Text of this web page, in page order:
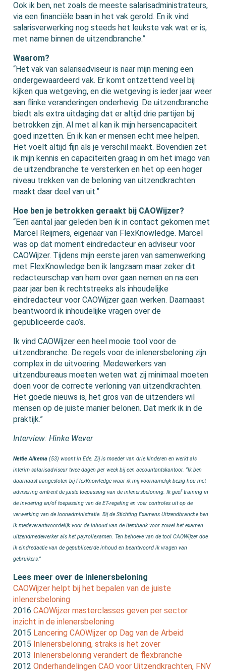
Ook ik ben, net zoals de meeste salarisadministrateurs,
via een financiële baan in het vak gerold. En ik vind
salarisverwerking nog steeds het leukste vak wat er is,
met name binnen de uitzendbranche.”
Waarom?
“Het vak van salarisadviseur is naar mijn mening een
ondergewaardeerd vak. Er komt ontzettend veel bij
kijken qua wetgeving, en die wetgeving is ieder jaar weer
aan flinke veranderingen onderhevig. De uitzendbranche
biedt als extra uitdaging dat er altijd drie partijen bij
betrokken zijn. Al met al kan ik mijn hersencapaciteit
goed inzetten. En ik kan er mensen echt mee helpen.
Het voelt altijd fijn als je verschil maakt. Bovendien zet
ik mijn kennis en capaciteiten graag in om het imago van
de uitzendbranche te versterken en het op een hoger
niveau trekken van de beloning van uitzendkrachten
maakt daar deel van uit.”
Hoe ben je betrokken geraakt bij CAOWijzer?
“Een aantal jaar geleden ben ik in contact gekomen met
Marcel Reijmers, eigenaar van FlexKnowledge. Marcel
was op dat moment eindredacteur en adviseur voor
CAOWijzer. Tijdens mijn eerste jaren van samenwerking
met FlexKnowledge ben ik langzaam maar zeker dit
redacteurschap van hem over gaan nemen en na een
paar jaar ben ik rechtstreeks als inhoudelijke
eindredacteur voor CAOWijzer gaan werken. Daarnaast
beantwoord ik inhoudelijke vragen over de
gepubliceerde cao’s.
Ik vind CAOWijzer een heel mooie tool voor de
uitzendbranche. De regels voor de inlenersbeloning zijn
complex in de uitvoering. Medewerkers van
uitzendbureaus moeten weten wat zij minimaal moeten
doen voor de correcte verloning van uitzendkrachten.
Het goede nieuws is, het gros van de uitzenders wil
mensen op de juiste manier belonen. Dat merk ik in de
praktijk.”
Interview: Hinke Wever
Nettie Alkema (53) woont in Ede. Zij is moeder van drie kinderen en werkt als
interim salarisadviseur twee dagen per week bij een accountantskantoor. “Ik ben
daarnaast aangesloten bij FlexKnowledge waar ik mij voornamelijk bezig hou met
advisering omtrent de juiste toepassing van de inlenersbeloning. Ik geef training in
de invoering en/of toepassing van de ET-regeling en voer controles uit op de
verwerking van de loonadministratie. Bij de Stichting Examens Uitzendbranche ben
ik medeverantwoordelijk voor de inhoud van de itembank voor zowel het examen
uitzendmedewerker als het payrollexamen. Ten behoeve van de tool CAOWijzer doe
ik eindredactie van de gepubliceerde inhoud en beantwoord ik vragen van
gebruikers.”
Lees meer over de inlenersbeloning
CAOWijzer helpt bij het bepalen van de juiste
inlenersbeloning
2016CAOWijzer masterclasses geven per sector
inzicht in de inlenersbeloning
2015 Lancering CAOWijzer op Dag van de Arbeid
2015 Inlenersbeloning, straks is het zover
2013 Inlenersbeloning verandert de flexbranche
2012Onderhandelingen CAO voor Uitzendkrachten, FNV